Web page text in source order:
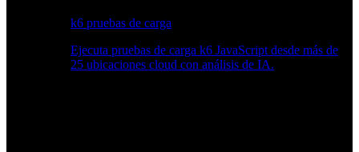
k6 pruebas de carga
Ejecuta pruebas de carga k6 JavaScript desde más de
25 ubicaciones cloud con análisis de IA.